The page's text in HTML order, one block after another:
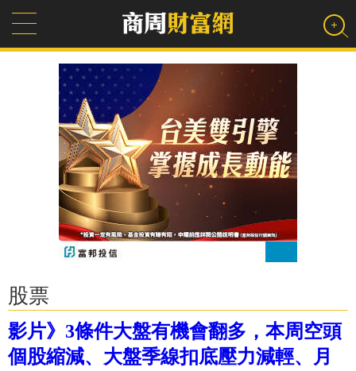
股票
影片》3條件大盤有機會翻多，本周空頭
個股縮減、大盤季線扣底壓力減輕、月